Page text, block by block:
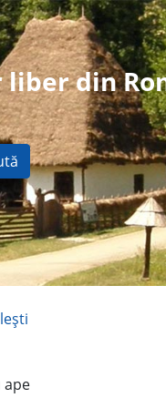
din
ape